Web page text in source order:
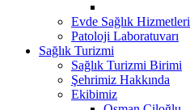
Evde Sağlık Hizmetleri
Patoloji Laboratuvarı
Sağlık Turizmi
Sağlık Turizmi Birimi
Şehrimiz Hakkında
Ekibimiz